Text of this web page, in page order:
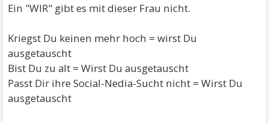
Ein "WIR" gibt es mit dieser Frau nicht.
Kriegst Du keinen mehr hoch = wirst Du
ausgetauscht
Bist Du zu alt = Wirst Du ausgetauscht
Passt Dir ihre Social-Nedia-Sucht nicht = Wirst Du
ausgetauscht